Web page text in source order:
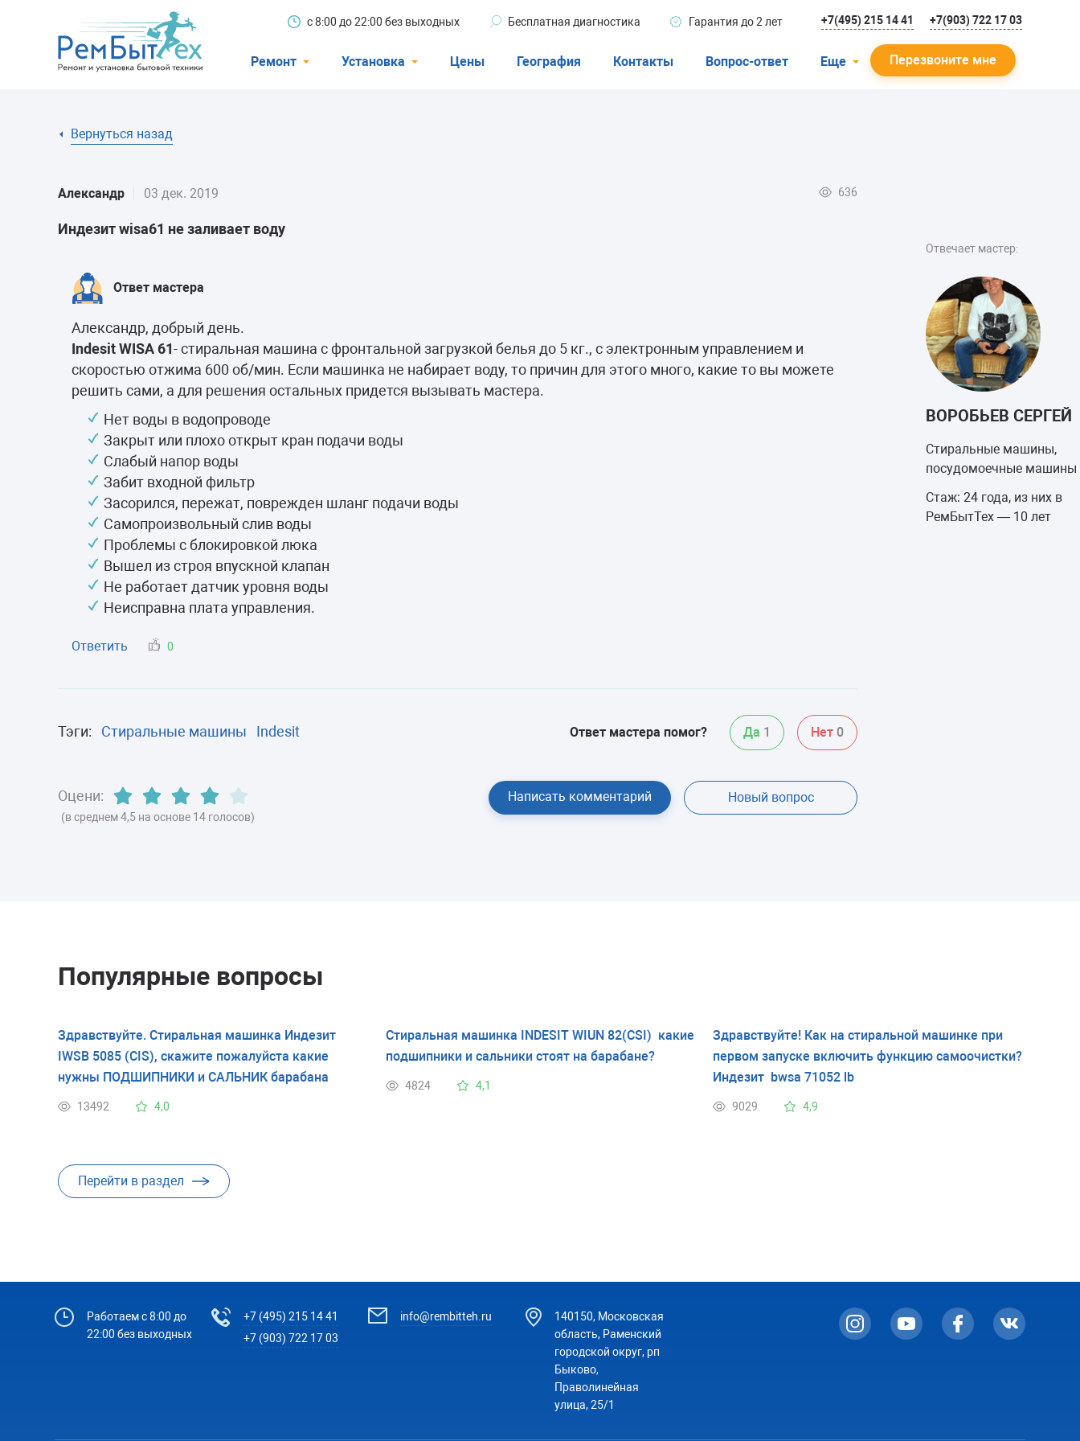
с 8:00 до 22:00 без выходных Бесплатная диагностика Гарантия до 2 лет +7(495) 215 14 41 +7(903) 722 17 03
Ремонт
Кондиционеры
Морозильные камеры
Сушильные машины
Установка Цены География Контакты Вопрос-ответ Еще
Мастера
Перезвоните мне
Вернуться назад
Александр 03 дек. 2019 636
Индезит wisa61 не заливает воду
Отвечает мастер:
ВОРОБЬЕВ СЕРГЕЙ
Стиральные машины,
посудомоечные машины
Стаж: 24 года, из них в
РемБытТех — 10 лет
Ответ мастера
Александр, добрый день.
Indesit WISA 61- стиральная машина с фронтальной загрузкой белья до 5 кг., с электронным управлением и
скоростью отжима 600 об/мин. Если машинка не набирает воду, то причин для этого много, какие то вы можете
решить сами, а для решения остальных придется вызывать мастера.
Нет воды в водопроводе
Закрыт или плохо открыт кран подачи воды
Слабый напор воды
Забит входной фильтр
Засорился, пережат, поврежден шланг подачи воды
Самопроизвольный слив воды
Проблемы с блокировкой люка
Вышел из строя впускной клапан
Не работает датчик уровня воды
Неисправна плата управления.
Ответить 0
Тэги: Стиральные машины Indesit Ответ мастера помог? Да 1 Нет 0
Оцени:
(в среднем 4,5 на основе 14 голосов)
Написать комментарий Новый вопрос
Популярные вопросы
Здравствуйте. Стиральная машинка Индезит
IWSB 5085 (CIS), скажите пожалуйста какие
нужны ПОДШИПНИКИ и САЛЬНИК барабана
13492 4,0
Стиральная машинка INDESIT WIUN 82(CSI) какие
подшипники и сальники стоят на барабане?
4824 4,1
Здравствуйте! Как на стиральной машинке при
первом запуске включить функцию самоочистки?
Индезит bwsa 71052 lb
9029 4,9
Перейти в раздел
Работаем с 8:00 до
22:00 без выходных
+7 (495) 215 14 41
+7 (903) 722 17 03
info@rembitteh.ru
140150, Московская
область, Раменский
городской округ, рп
Быково,
Праволинейная
улица, 25/1